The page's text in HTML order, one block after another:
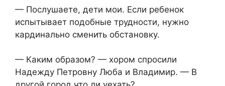
— Послушаете, дети мои. Если ребенок
испытывает подобные трудности, нужно
кардинально сменить обстановку.
— Каким образом? — хором спросили
Надежду Петровну Люба и Владимир. — В